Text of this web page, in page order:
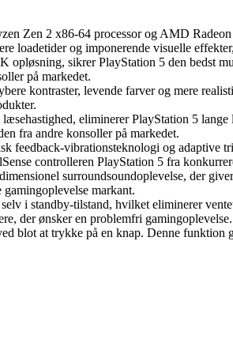
Zen 2 x86-64 processor og AMD
loadetider og imponerende visuelle
sikrer PlayStation 5 den bedst
på markedet.
kontraster, levende farver og mere
eliminerer PlayStation 5
fra andre konsoller på markedet.
feedback-vibrationsteknologi og adaptive
controlleren PlayStation 5 fra
surroundsoundoplevelse, der
markant.
i standby-tilstand, hvilket eliminerer
der ønsker en problemfri gamingoplevelse.
blot at trykke på en knap. Denne